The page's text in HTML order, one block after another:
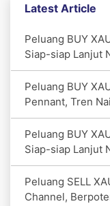
Latest Article
Peluang BUY
Siap-siap Lanjut
Peluang BUY
Pennant, Tren
Peluang BUY
Siap-siap Lanjut
Peluang SELL
Channel,